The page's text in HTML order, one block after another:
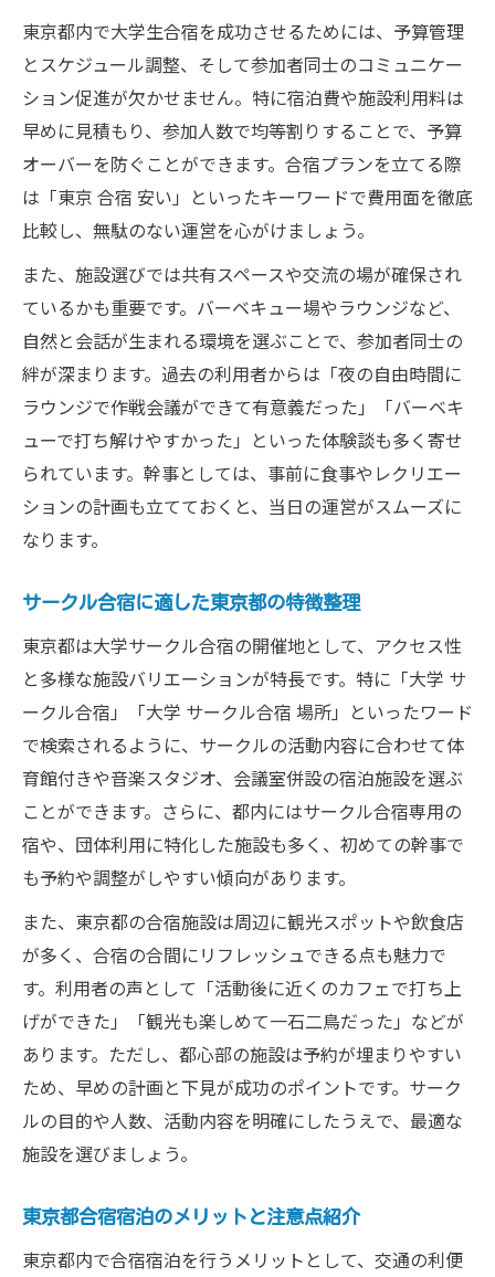
東京都内で大学生合宿を成功させるためには、予算管理
とスケジュール調整、そして参加者同士のコミュニケー
ション促進が欠かせません。特に宿泊費や施設利用料は
早めに見積もり、参加人数で均等割りすることで、予算
オーバーを防ぐことができます。合宿プランを立てる際
は「東京 合宿 安い」といったキーワードで費用面を徹底
比較し、無駄のない運営を心がけましょう。
また、施設選びでは共有スペースや交流の場が確保され
ているかも重要です。バーベキュー場やラウンジなど、
自然と会話が生まれる環境を選ぶことで、参加者同士の
絆が深まります。過去の利用者からは「夜の自由時間に
ラウンジで作戦会議ができて有意義だった」「バーベキ
ューで打ち解けやすかった」といった体験談も多く寄せ
られています。幹事としては、事前に食事やレクリエー
ションの計画も立てておくと、当日の運営がスムーズに
なります。
サークル合宿に適した東京都の特徴整理
東京都は大学サークル合宿の開催地として、アクセス性
と多様な施設バリエーションが特長です。特に「大学 サ
ークル合宿」「大学 サークル合宿 場所」といったワード
で検索されるように、サークルの活動内容に合わせて体
育館付きや音楽スタジオ、会議室併設の宿泊施設を選ぶ
ことができます。さらに、都内にはサークル合宿専用の
宿や、団体利用に特化した施設も多く、初めての幹事で
も予約や調整がしやすい傾向があります。
また、東京都の合宿施設は周辺に観光スポットや飲食店
が多く、合宿の合間にリフレッシュできる点も魅力で
す。利用者の声として「活動後に近くのカフェで打ち上
げができた」「観光も楽しめて一石二鳥だった」などが
あります。ただし、都心部の施設は予約が埋まりやすい
ため、早めの計画と下見が成功のポイントです。サーク
ルの目的や人数、活動内容を明確にしたうえで、最適な
施設を選びましょう。
東京都合宿宿泊のメリットと注意点紹介
東京都内で合宿宿泊を行うメリットとして、交通の利便